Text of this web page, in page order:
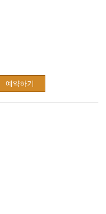
예약하기